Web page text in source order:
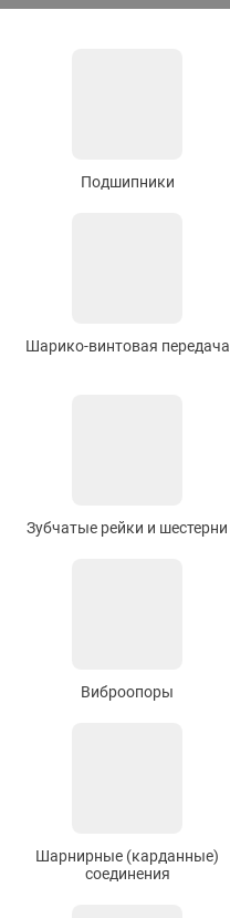
Подшипники
Шарико-винтовая передача
Зубчатые рейки и шестерни
Виброопоры
Шарнирные (карданные)
соединения